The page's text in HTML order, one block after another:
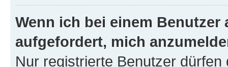
Wenn ich bei einem
aufgefordert, mich
Nur registrierte Benutzer